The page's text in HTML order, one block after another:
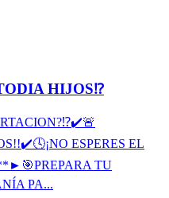
HIJOS⁉
ESPERES EL
TU
PA...